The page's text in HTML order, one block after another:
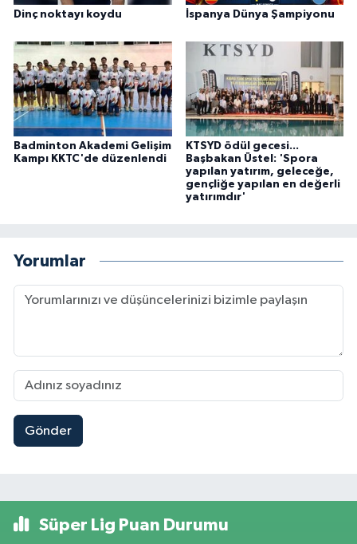
Dinç noktayı koydu İspanya Dünya Şampiyonu
Badminton Akademi Gelişim
Kampı KKTC'de düzenlendi
KTSYD ödül gecesi...
Başbakan Üstel: 'Spora
yapılan yatırım, geleceğe,
gençliğe yapılan en değerli
yatırımdır'
Yorumlar
Gönder
Süper Lig Puan Durumu